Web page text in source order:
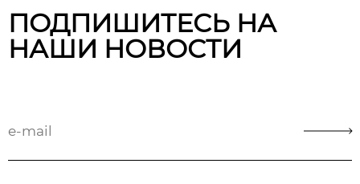
ПОДПИШИТЕСЬ НА
НАШИ НОВОСТИ